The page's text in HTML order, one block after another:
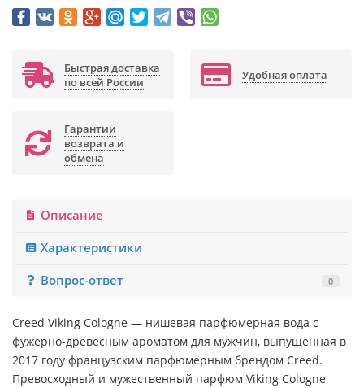
Быстрая доставка
по всей России
Удобная оплата
Гарантии
возврата и
обмена
Описание
Характеристики
Вопрос-ответ
0
Creed Viking Cologne — нишевая парфюмерная вода с
фужерно-древесным ароматом для мужчин, выпущенная в
2017 году французским парфюмерным брендом Creed.
Превосходный и мужественный парфюм Viking Cologne